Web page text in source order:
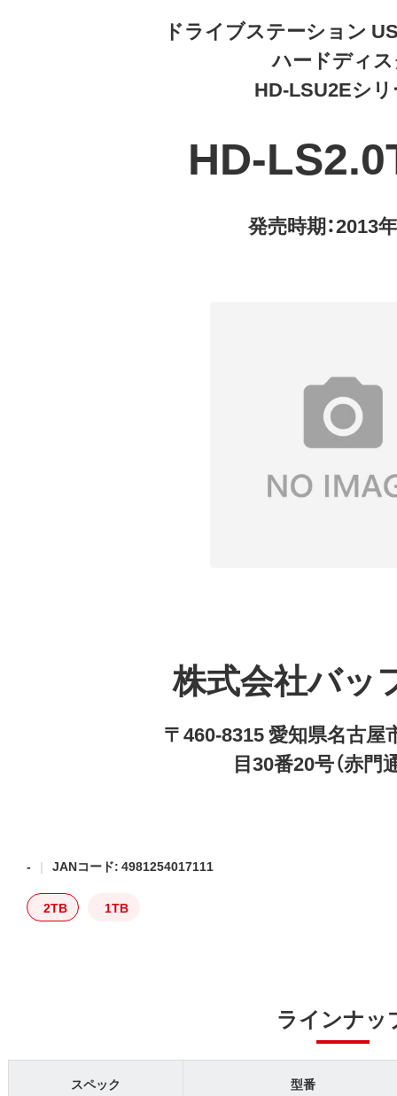
ドライブステーション
ハードディ
HD-LSU2Eシ
HD-
発売時期：2013
株式会社バッ
〒460-8315 愛知県名古屋
目30番20号（赤門
- JANコード: 4981254017111
2TB 1TB
ラインナッ
スペック 型番